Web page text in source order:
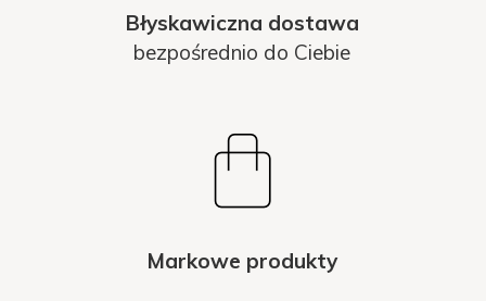
Błyskawiczna dostawa
bezpośrednio do Ciebie
Markowe produkty